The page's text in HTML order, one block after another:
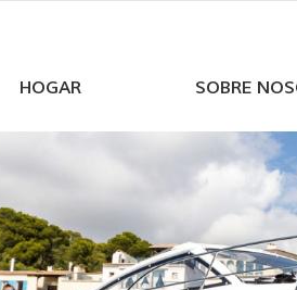
HOGAR SOBRE